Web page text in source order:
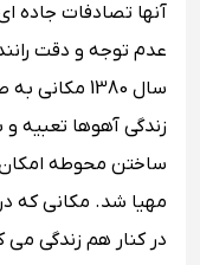
آنها تصادفات جاده
عدم توجه و دقت
سال 1380
زندگی آهوها تعبیه و
ساختن محوطه امکان
مهیا شد. مکانی که
در کنار هم زندگی می